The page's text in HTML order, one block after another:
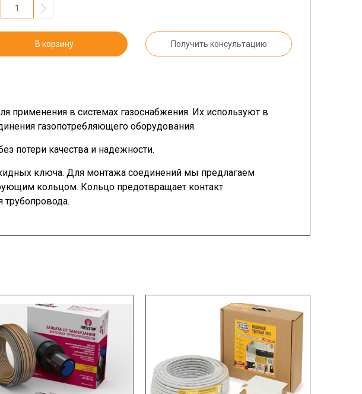
В корзину Получить консультацию
применения в системах газоснабжения. Их используют в
газопотребляющего оборудования.
потери качества и надежности.
ключа. Для монтажа соединений мы предлагаем
кольцом. Кольцо предотвращает контакт
трубопровода.